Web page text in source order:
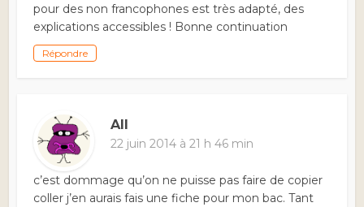
pour des non francophones est très adapté, des
explications accessibles ! Bonne continuation
Répondre
All
22 juin 2014 à 21 h 46 min
c’est dommage qu’on ne puisse pas faire de copier
coller j’en aurais fais une fiche pour mon bac. Tant